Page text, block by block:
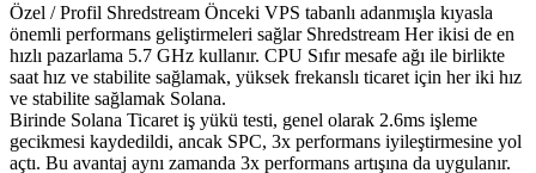
Özel / Profil Shredstream Önceki VPS tabanlı adanmışla kıyasla
önemli performans geliştirmeleri sağlar Shredstream Her ikisi de en
hızlı pazarlama 5.7 GHz kullanır. CPU Sıfır mesafe ağı ile birlikte
saat hız ve stabilite sağlamak, yüksek frekanslı ticaret için her iki hız
ve stabilite sağlamak Solana.
Birinde Solana Ticaret iş yükü testi, genel olarak 2.6ms işleme
gecikmesi kaydedildi, ancak SPC, 3x performans iyileştirmesine yol
açtı. Bu avantaj aynı zamanda 3x performans artışına da uygulanır.